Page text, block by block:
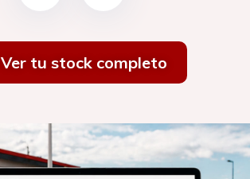
Ver tu stock completo